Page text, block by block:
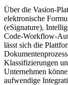
Über die Vasion-
elektronische
(eSignature),
Code-Workflow-
lässt sich die
Klassifizierungen
Unternehmen
aufwendige